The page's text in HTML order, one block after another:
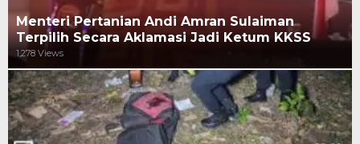
Menteri Pertanian Andi Amran Sulaiman
Terpilih Secara Aklamasi Jadi Ketum KKSS
1,278 Views